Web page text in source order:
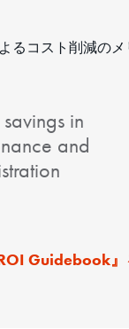
るコスト削減のメ
in
and
Guidebook